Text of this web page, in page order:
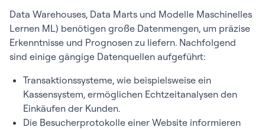
Data Warehouses, Data Marts und Modelle Maschinelles
Lernen ML) benötigen große Datenmengen, um präzise
Erkenntnisse und Prognosen zu liefern. Nachfolgend
sind einige gängige Datenquellen aufgeführt:
Transaktionssysteme, wie beispielsweise ein
Kassensystem, ermöglichen Echtzeitanalysen den
Einkäufen der Kunden.
Die Besucherprotokolle einer Website informieren